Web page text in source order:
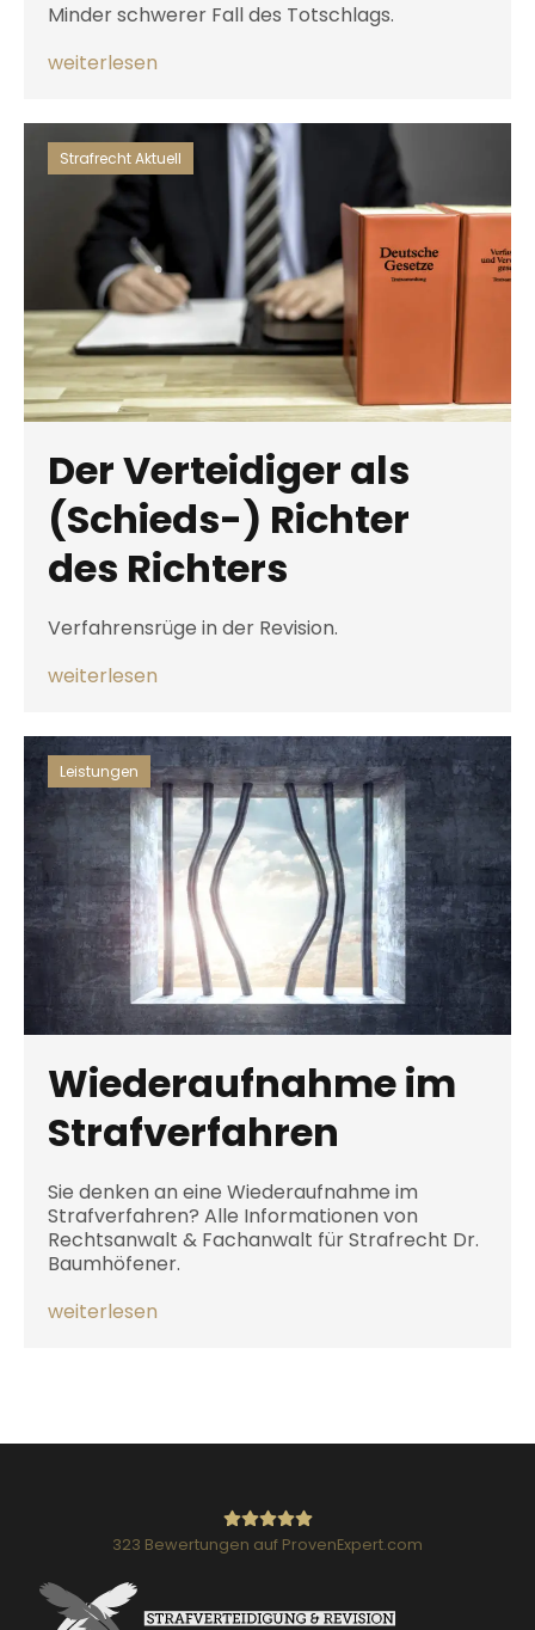
Minder schwerer Fall des Totschlags.
weiterlesen
Der Verteidiger als
(Schieds-) Richter
des Richters
Verfahrensrüge in der Revision.
weiterlesen
Strafrecht Aktuell
Wiederaufnahme im
Strafverfahren
Sie denken an eine Wiederaufnahme im
Strafverfahren? Alle Informationen von
Rechtsanwalt & Fachanwalt für Strafrecht Dr.
Baumhöfener.
weiterlesen
Leistungen
323 Bewertungen auf ProvenExpert.com